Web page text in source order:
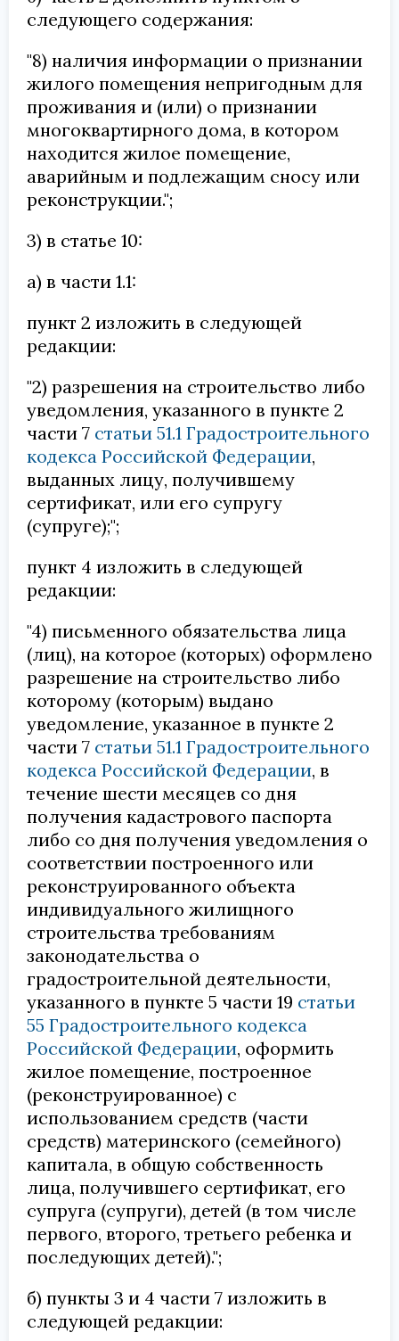
следующего содержания:
"8) наличия информации о признании
жилого помещения непригодным для
проживания и (или) о признании
многоквартирного дома, в котором
находится жилое помещение,
аварийным и подлежащим сносу или
реконструкции.";
3) в статье 10:
а) в части 1.1:
пункт 2 изложить в следующей
редакции:
"2) разрешения на строительство либо
уведомления, указанного в пункте 2
части 7 статьи 51.1 Градостроительного
кодекса Российской Федерации,
выданных лицу, получившему
сертификат, или его супругу
(супруге);";
пункт 4 изложить в следующей
редакции:
"4) письменного обязательства лица
(лиц), на которое (которых) оформлено
разрешение на строительство либо
которому (которым) выдано
уведомление, указанное в пункте 2
части 7 статьи 51.1 Градостроительного
кодекса Российской Федерации, в
течение шести месяцев со дня
получения кадастрового паспорта
либо со дня получения уведомления о
соответствии построенного или
реконструированного объекта
индивидуального жилищного
строительства требованиям
законодательства о
градостроительной деятельности,
указанного в пункте 5 части 19 статьи
55 Градостроительного кодекса
Российской Федерации, оформить
жилое помещение, построенное
(реконструированное) с
использованием средств (части
средств) материнского (семейного)
капитала, в общую собственность
лица, получившего сертификат, его
супруга (супруги), детей (в том числе
первого, второго, третьего ребенка и
последующих детей).";
б) пункты 3 и 4 части 7 изложить в
следующей редакции: